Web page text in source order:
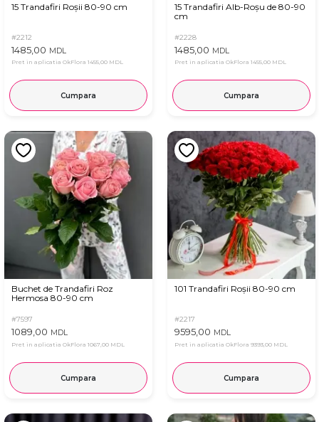
15 Trandafiri Roșii 80-90 cm
#2212
1485,00 MDL
Pret in aplicatia OkFlora 1455,00 MDL
Cumpara
15 Trandafiri Alb-Roșu de 80-90
cm
#2228
1485,00 MDL
Pret in aplicatia OkFlora 1455,00 MDL
Cumpara
Buchet de Trandafiri Roz
Hermosa 80-90 cm
#7597
1089,00 MDL
Pret in aplicatia OkFlora 1067,00 MDL
Cumpara
101 Trandafiri Roșii 80-90 cm
#2217
9595,00 MDL
Pret in aplicatia OkFlora 9393,00 MDL
Cumpara